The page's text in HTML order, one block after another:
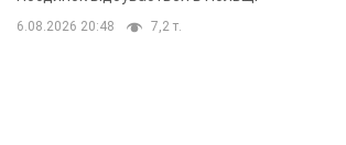
6.08.2026 20:48 7,2 т.